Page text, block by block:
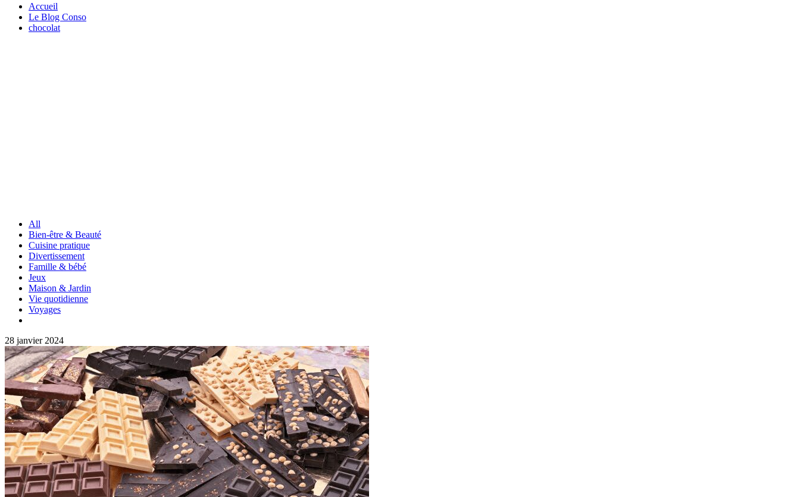
Accueil
Le Blog Conso
chocolat
All
Bien-être & Beauté
Cuisine pratique
Divertissement
Famille & bébé
Jeux
Maison & Jardin
Vie quotidienne
Voyages
28 janvier 2024